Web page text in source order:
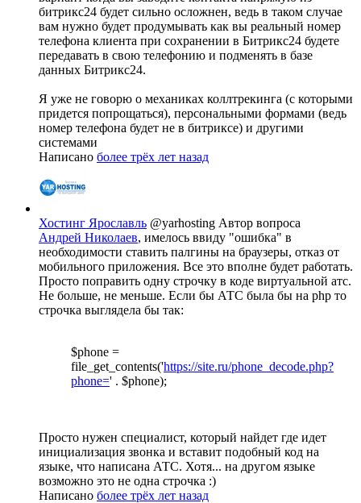
битрикс24 будет сильно осложнен, ведь в таком случае
вам нужно будет продумывать как вы реальный номер
телефона клиента при сохранении в Битрикс24 будете
передавать в свою телефонию и подменять в базе
данных Битрикс24.
Я уже не говорю о механиках коллтрекинга (с которыми
придется попрощаться), персональными формами (ведь
номер телефона будет не в битриксе) и другими
системами
Написано более трёх лет назад
Хостинг Ярославль @yarhosting Автор вопроса
Андрей Николаев, имелось ввиду "ошибка" в
необходимости ставить палгины на браузеры, отказ от
мобильного приложения. Все это вполне будет работать.
Просто поправить одну строчку в коде виртуальной атс.
Не больше, не меньше. Если бы АТС была бы на php то
строчка выглядела бы так:
$phone =
file_get_contents('https://site.ru/phone_decode.php?
phone=' . $phone);
Просто нужен специалист, который найдет где идет
инициализация звонка и вставит подобный код на
языке, что написана АТС. Хотя... на другом языке
возможно это не одна строчка :)
Написано более трёх лет назад